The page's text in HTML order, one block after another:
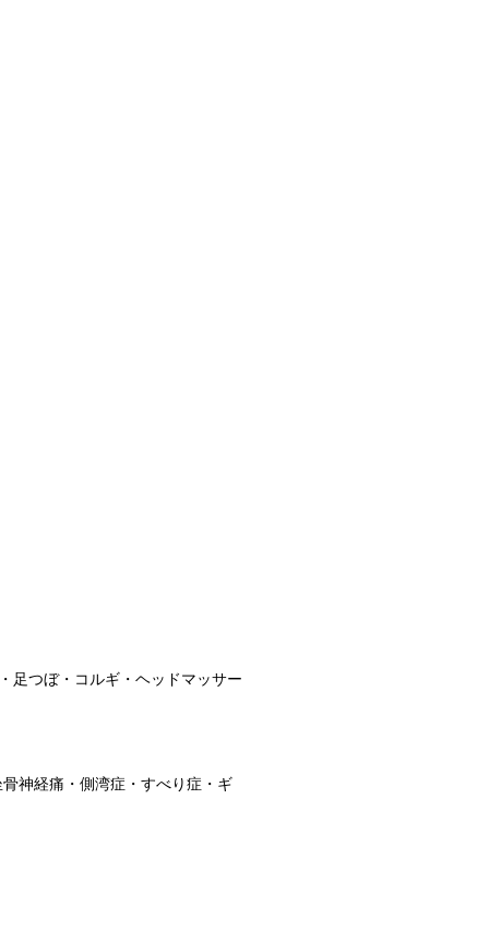
足つぼ・コルギ・ヘッドマッサー
神経痛・側湾症・すべり症・ギ